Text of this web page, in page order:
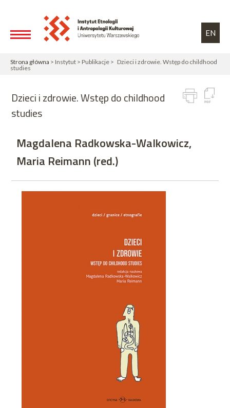
EN
Strona główna > Instytut > Publikacje > Dzieci i zdrowie. Wstęp do childhood
studies
Dzieci i zdrowie. Wstęp do childhood
studies
Magdalena Radkowska-Walkowicz,
Maria Reimann (red.)